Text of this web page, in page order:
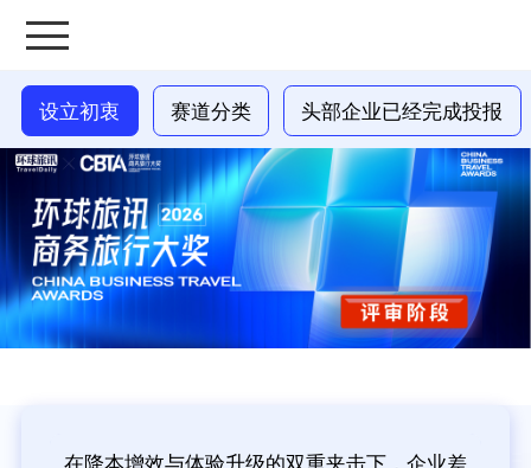
设立初衷 赛道分类 头部企业已经完成投报
在降本增效与体验升级的双重夹击下，企业差